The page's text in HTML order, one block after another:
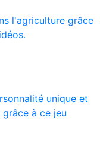
l'agriculture grâce
unique et
à ce jeu